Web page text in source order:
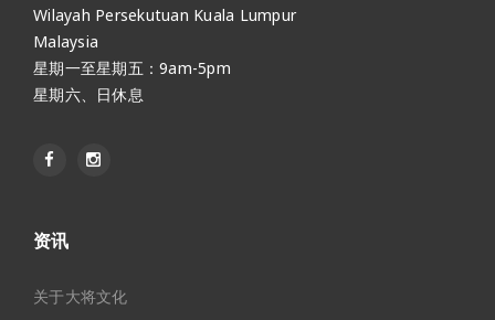
Wilayah Persekutuan Kuala Lumpur
Malaysia
星期一至星期五：9am-5pm
星期六、日休息
资讯
关于大将文化